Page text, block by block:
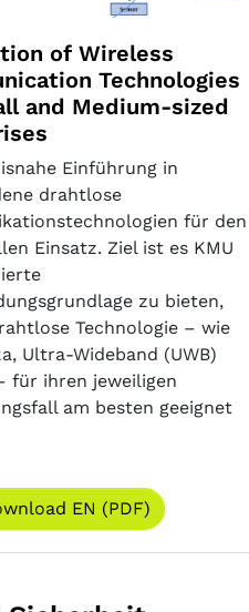
of Wireless
Technologies
and Medium-sized
Einführung in
drahtlose
für den
Einsatz. Ziel ist es KMU
zu bieten,
Technologie – wie
Ultra-Wideband (UWB)
für ihren jeweiligen
am besten geeignet
EN (PDF)